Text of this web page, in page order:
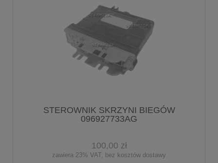
STEROWNIK SKRZYNI BIEGÓW
096927733AG
100,00 zł
zawiera 23% VAT, bez kosztów dostawy